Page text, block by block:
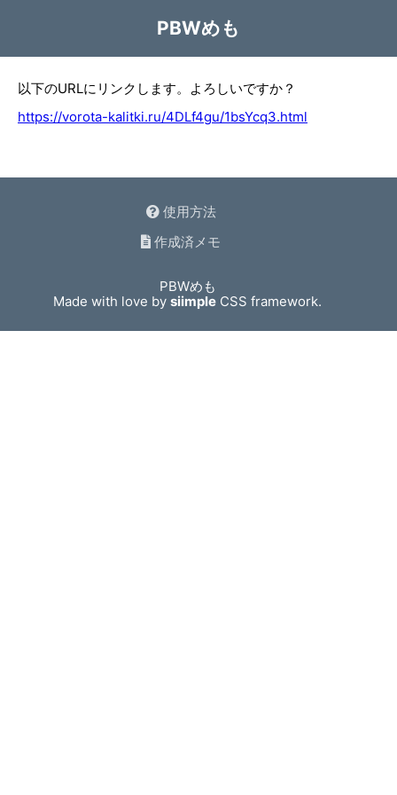
PBWめも
以下のURLにリンクします。よろしいですか？
https://vorota-kalitki.ru/4DLf4gu/1bsYcq3.html
使用方法
作成済メモ
PBWめも
Made with love bysiimple CSS framework.